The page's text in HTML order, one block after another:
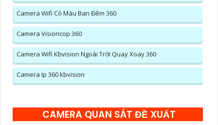
Camera Wifi Có Màu Ban Đêm 360
Camera Visioncop 360
Camera Wifi Kbvision Ngoài Trời Quay Xoay 360
Camera Ip 360 kbvision
CAMERA QUAN SÁT ĐỀ XUẤT